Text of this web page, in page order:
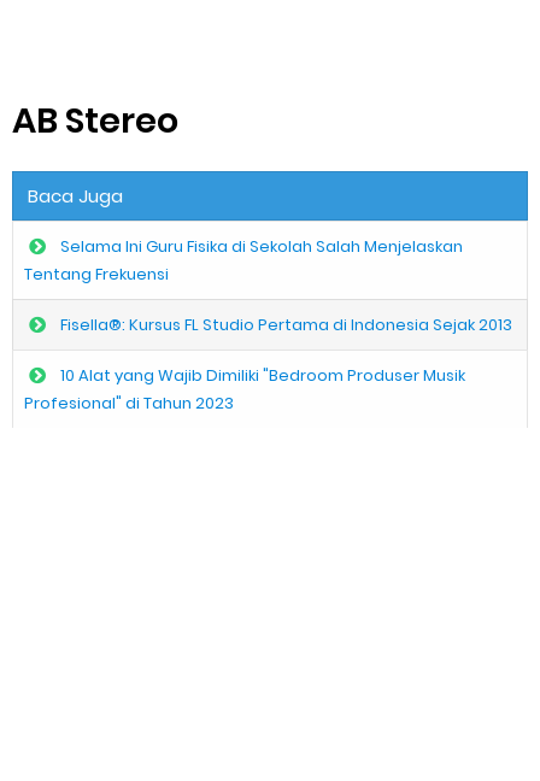
AB Stereo
Baca Juga
Selama Ini Guru Fisika di Sekolah Salah Menjelaskan
Tentang Frekuensi
Fisella®: Kursus FL Studio Pertama di Indonesia Sejak 2013
10 Alat yang Wajib Dimiliki "Bedroom Produser Musik
Profesional" di Tahun 2023